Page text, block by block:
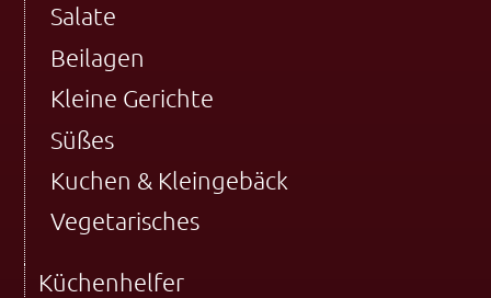
Salate
Beilagen
Kleine Gerichte
Süßes
Kuchen & Kleingebäck
Vegetarisches
Küchenhelfer